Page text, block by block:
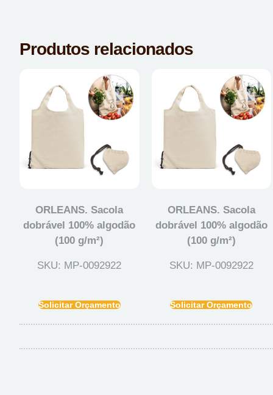
Produtos relacionados
ORLEANS. Sacola
dobrável 100% algodão
(100 g/m²)
SKU: MP-0092922
Solicitar Orçamento
ORLEANS. Sacola
dobrável 100% algodão
(100 g/m²)
SKU: MP-0092922
Solicitar Orçamento